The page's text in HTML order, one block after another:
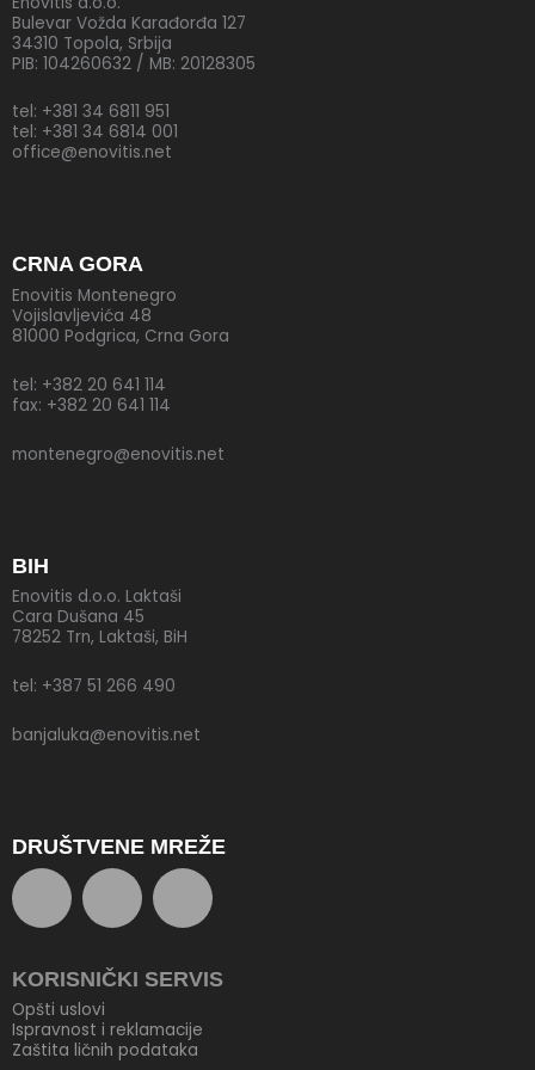
Boce
Kapice
Vosak
O Enovitisu
Partneri
Aktuelnosti
Galerija
Kontakt
Bulevar Vožda Karađorđa 127
34310 Topola, Srbija
PIB: 104260632 / MB: 20128305
tel: +381 34 6811 951
tel: +381 34 6814 001
office@enovitis.net
CRNA GORA
Enovitis Montenegro
Vojislavljevića 48
81000 Podgrica, Crna Gora
tel: +382 20 641 114
fax: +382 20 641 114
montenegro@enovitis.net
BIH
Enovitis d.o.o. Laktaši
Cara Dušana 45
78252 Trn, Laktaši, BiH
tel: +387 51 266 490
banjaluka@enovitis.net
DRUŠTVENE MREŽE
F
a
c
T
w
i
Y
o
u
KORISNIČKI SERVIS
Opšti uslovi
Ispravnost i reklamacije
Zaštita ličnih podataka